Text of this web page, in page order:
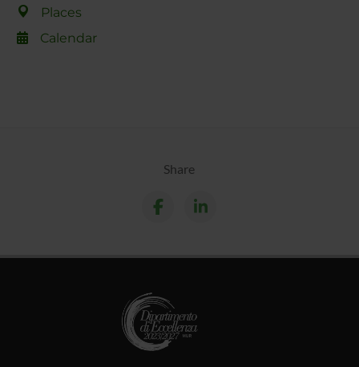
Places
Calendar
Share